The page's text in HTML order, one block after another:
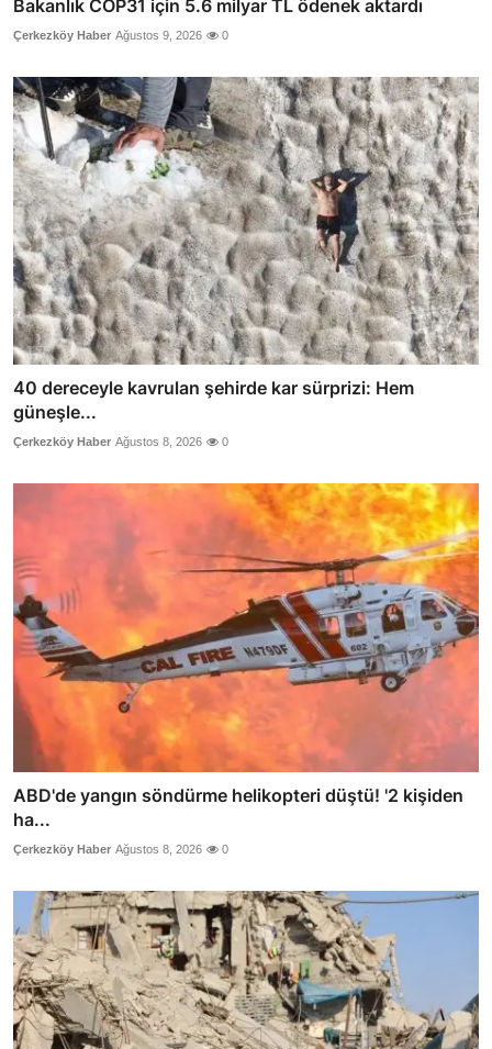
Bakanlık COP31 için 5.6 milyar TL ödenek aktardı
Çerkezköy Haber Ağustos 9, 2026 0
40 dereceyle kavrulan şehirde kar sürprizi: Hem
güneşle...
Çerkezköy Haber Ağustos 8, 2026 0
ABD'de yangın söndürme helikopteri düştü! '2 kişiden
ha...
Çerkezköy Haber Ağustos 8, 2026 0